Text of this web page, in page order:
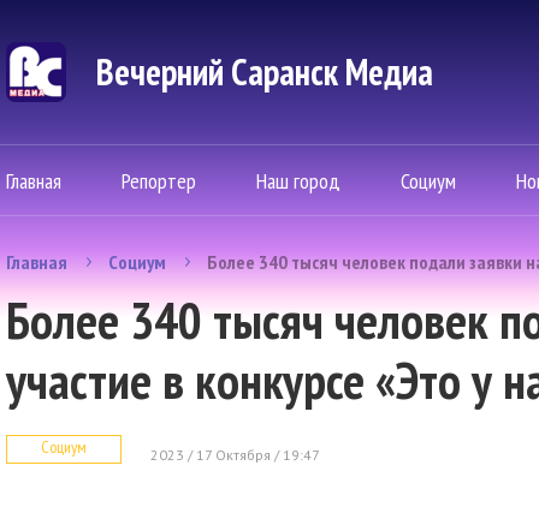
Вечерний Саранск Mедиа
Главная Репортер Наш город Социум
Главная Социум Более 340 тысяч человек подали заявки
Более 340 тысяч человек
участие в конкурсе «Это у
Социум 2023 / 17 Октября / 19:47